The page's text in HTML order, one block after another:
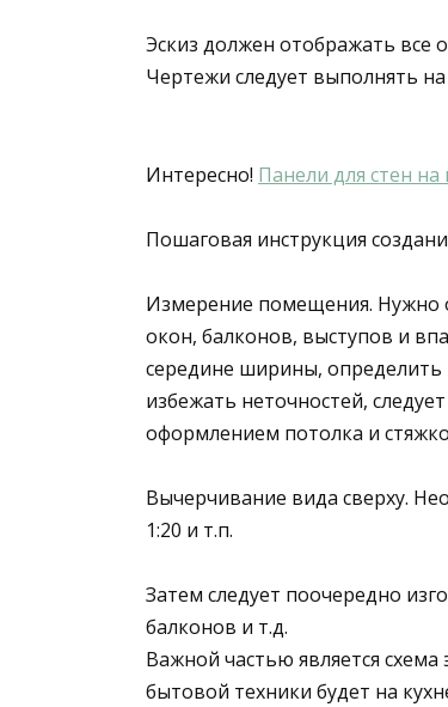
Эскиз должен отображать все
Чертежи следует выполнять
Интересно! Панели для стен
Пошаговая инструкция
Измерение помещения. Нужно
окон, балконов, выступов и
середине ширины,
избежать неточностей,
оформлением потолка и
Вычерчивание вида сверху.
1:20 и т.п.
Затем следует поочередно
балконов и т.д.
Важной частью является
бытовой техники будет на